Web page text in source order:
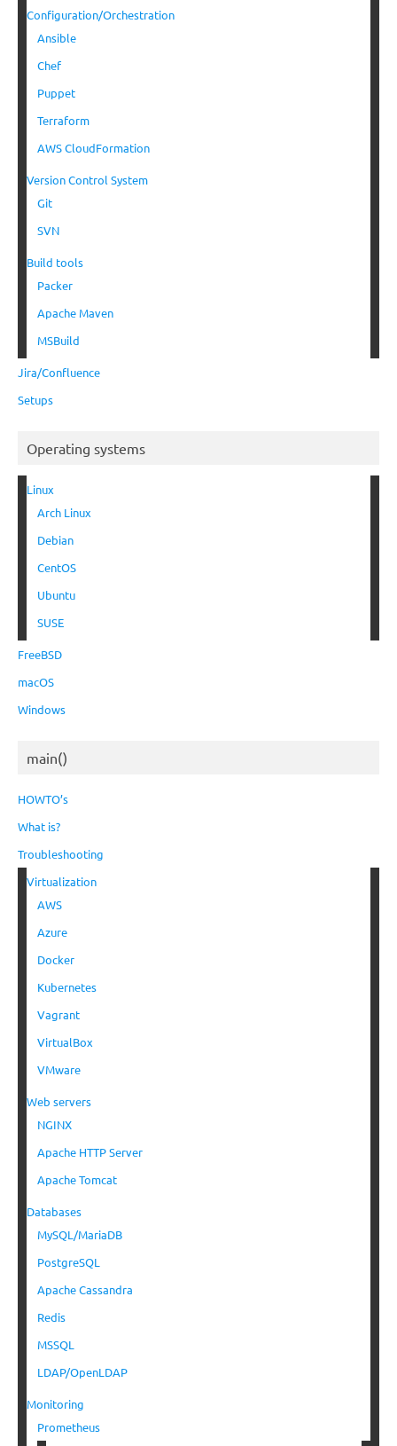
Configuration/Orchestration
Ansible
Chef
Puppet
Terraform
AWS CloudFormation
Version Control System
Git
SVN
Build tools
Packer
Apache Maven
MSBuild
Jira/Confluence
Setups
Operating systems
Linux
Arch Linux
Debian
CentOS
Ubuntu
SUSE
FreeBSD
macOS
Windows
main()
HOWTO’s
What is?
Troubleshooting
Virtualization
AWS
Azure
Docker
Kubernetes
Vagrant
VirtualBox
VMware
Web servers
NGINX
Apache HTTP Server
Apache Tomcat
Databases
MySQL/MariaDB
PostgreSQL
Apache Cassandra
Redis
MSSQL
LDAP/OpenLDAP
Monitoring
Prometheus